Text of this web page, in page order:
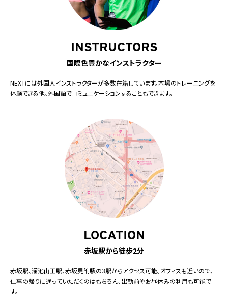
INSTRUCTORS
国際色豊かなインストラクター
NEXTには外国人インストラクターが多数在籍しています。本場のトレーニングを
体験できる他、外国語でコミュニケーションすることもできます。
LOCATION
赤坂駅から徒歩2分
赤坂駅、溜池山王駅、赤坂見附駅の3駅からアクセス可能。オフィスも近いので、
仕事の帰りに通っていただくのはもちろん、出勤前やお昼休みの利用も可能で
す。